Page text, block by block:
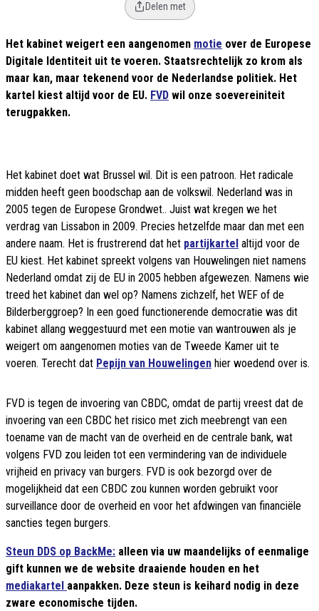
Delen met
Het kabinet weigert een aangenomen motie over de Europese
Digitale Identiteit uit te voeren. Staatsrechtelijk zo krom als
maar kan, maar tekenend voor de Nederlandse politiek. Het
kartel kiest altijd voor de EU. FVD wil onze soevereiniteit
terugpakken.
Het kabinet doet wat Brussel wil. Dit is een patroon. Het radicale
midden heeft geen boodschap aan de volkswil. Nederland was in
2005 tegen de Europese Grondwet.. Juist wat kregen we het
verdrag van Lissabon in 2009. Precies hetzelfde maar dan met een
andere naam. Het is frustrerend dat het partijkartel altijd voor de
EU kiest. Het kabinet spreekt volgens van Houwelingen niet namens
Nederland omdat zij de EU in 2005 hebben afgewezen. Namens wie
treed het kabinet dan wel op? Namens zichzelf, het WEF of de
Bilderberggroep? In een goed functionerende democratie was dit
kabinet allang weggestuurd met een motie van wantrouwen als je
weigert om aangenomen moties van de Tweede Kamer uit te
voeren. Terecht dat Pepijn van Houwelingen hier woedend over is.
FVD is tegen de invoering van CBDC, omdat de partij vreest dat de
invoering van een CBDC het risico met zich meebrengt van een
toename van de macht van de overheid en de centrale bank, wat
volgens FVD zou leiden tot een vermindering van de individuele
vrijheid en privacy van burgers. FVD is ook bezorgd over de
mogelijkheid dat een CBDC zou kunnen worden gebruikt voor
surveillance door de overheid en voor het afdwingen van financiële
sancties tegen burgers.
Steun DDS op BackMe: alleen via uw maandelijks of eenmalige
gift kunnen we de website draaiende houden en het
mediakartel aanpakken. Deze steun is keihard nodig in deze
zware economische tijden.